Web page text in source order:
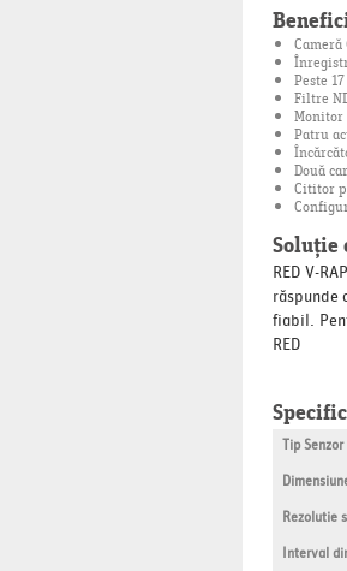
Peste
Filtre
Monitor
Patru
Două
Cititor
RED V-
fiabil.
RED
Tip Senzor
Rezolutie
Interval